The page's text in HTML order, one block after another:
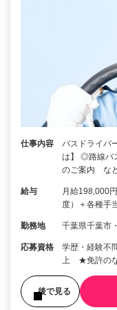
仕事内容
バスドライバ
は】 ◎路線バ
のご案内 な
給与
月給198,000
度）＋各種
勤務地 千葉県千葉市
応募資格
学歴・経験不
上 ★免許のな
後で見る